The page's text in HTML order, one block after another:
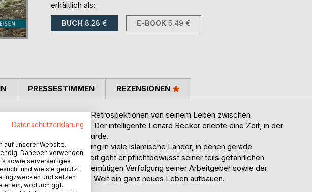
erhältlich als:
BUCH 8,28 € E-BOOK 5,49 €
erzählt in zahlreichen Retrospektionen von seinem Leben zwischen
und Depressionen. Der intelligente Lenard Becker erlebte eine Zeit, in der
sondern offen verfolgt wurde.
der Schweizer Regierung in viele islamische Länder, in denen gerade
seiner inneren Einsamkeit geht er pflichtbewusst seiner teils gefährlichen
leidet er unter der demütigen Verfolgung seiner Arbeitgeber sowie der
in dieser völlig anderen Welt ein ganz neues Leben aufbauen.
PRESSESTIMMEN REZENSIONEN
Datenschutzerklärung
auf unserer Website.
Daneben verwenden
sowie serverseitiges
und wie sie genutzt
und setzen
ein, wodurch ggf.